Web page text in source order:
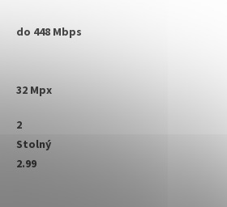
do 448 Mbps
32 Mpx
2
Stolný
2.99